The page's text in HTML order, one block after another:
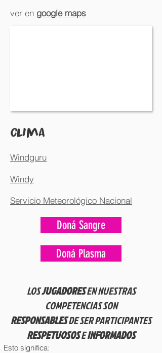
ver en google maps
cLIMA​
Windguru
Windy
Servicio Meteorológico Nacional
Doná Sangre
Doná Plasma
LOSJUGADORESEN NUESTRAS
COMPETENCIAS SON
RESPONSABLESDE SER PARTICIPANTES
RESPETUOSOSEINFORMADOS
Esto significa: